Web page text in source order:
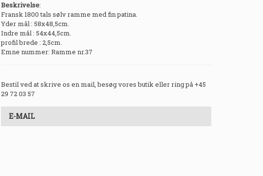
Beskrivelse:
Fransk 1800 tals sølv ramme med fin patina.
Yder mål : 58x48,5cm.
Indre mål : 54x44,5cm.
profil brede : 2,5cm.
Emne nummer: Ramme nr.37
Bestil ved at skrive os en mail, besøg vores butik eller ring på +45
29 72 03 57
E-MAIL